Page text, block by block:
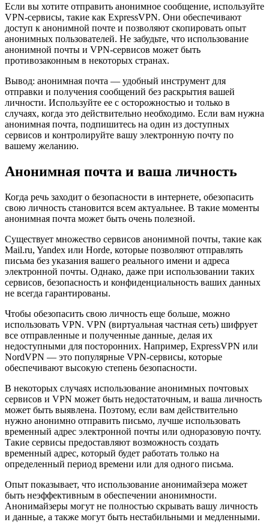
Если вы хотите отправить анонимное сообщение, используйте
VPN-сервисы, такие как ExpressVPN. Они обеспечивают
доступ к анонимной почте и позволяют скопировать опыт
анонимных пользователей. Не забудьте, что использование
анонимной почты и VPN-сервисов может быть
противозаконным в некоторых странах.
Вывод: анонимная почта — удобный инструмент для
отправки и получения сообщений без раскрытия вашей
личности. Используйте ее с осторожностью и только в
случаях, когда это действительно необходимо. Если вам нужна
анонимная почта, подпишитесь на один из доступных
сервисов и контролируйте вашу электронную почту по
вашему желанию.
Анонимная почта и ваша личность
Когда речь заходит о безопасности в интернете, обезопасить
свою личность становится всем актуальнее. В такие моменты
анонимная почта может быть очень полезной.
Существует множество сервисов анонимной почты, такие как
Mail.ru, Yandex или Horde, которые позволяют отправлять
письма без указания вашего реального имени и адреса
электронной почты. Однако, даже при использовании таких
сервисов, безопасность и конфиденциальность ваших данных
не всегда гарантированы.
Чтобы обезопасить свою личность еще больше, можно
использовать VPN. VPN (виртуальная частная сеть) шифрует
все отправленные и полученные данные, делая их
недоступными для посторонних. Например, ExpressVPN или
NordVPN — это популярные VPN-сервисы, которые
обеспечивают высокую степень безопасности.
В некоторых случаях использование анонимных почтовых
сервисов и VPN может быть недостаточным, и ваша личность
может быть выявлена. Поэтому, если вам действительно
нужно анонимно отправить письмо, лучше использовать
временный адрес электронной почты или одноразовую почту.
Такие сервисы предоставляют возможность создать
временный адрес, который будет работать только на
определенный период времени или для одного письма.
Опыт показывает, что использование анонимайзера может
быть неэффективным в обеспечении анонимности.
Анонимайзеры могут не полностью скрывать вашу личность
и данные, а также могут быть нестабильными и медленными.